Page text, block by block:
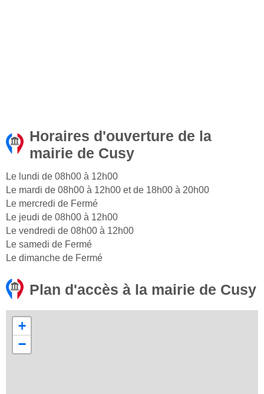
Horaires d'ouverture de la
mairie de Cusy
Le lundi de 08h00 à 12h00
Le mardi de 08h00 à 12h00 et de 18h00 à 20h00
Le mercredi de Fermé
Le jeudi de 08h00 à 12h00
Le vendredi de 08h00 à 12h00
Le samedi de Fermé
Le dimanche de Fermé
Plan d'accès à la mairie de Cusy
+
−